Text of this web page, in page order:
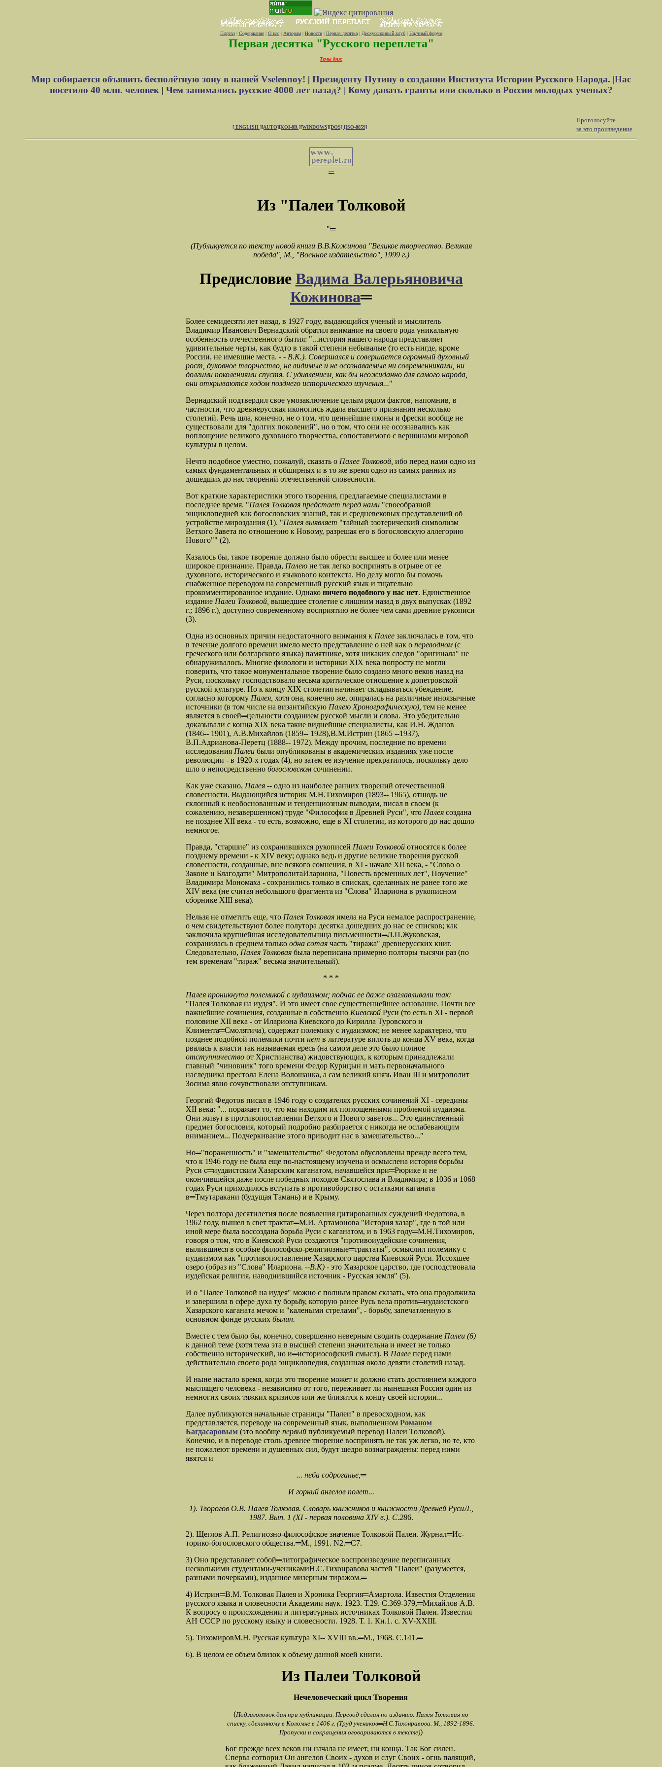
Портал| Содержание| О нас| Авторам| Новости| Первая десятка| Дискуссионный клуб| Научный форум
Первая десятка "Русского переплета"
Темы дня:
Мир собирается объявить бесполётную зону в нашей Vselennoy! | Президенту Путину о создании Института Истории Русского Народа. |Нас
посетило 40 млн. человек| Чем занимались русские 4000 лет назад? | Кому давать гранты или сколько в России молодых ученых?
Проголосуйте
за это произведение
[ ENGLISH ][AUTO][KOI-8R ][WINDOWS][DOS] [ISO-8859]
═
Из "Палеи Толковой
"═
(Публикуется по тексту новой книги В.В.Кожинова "Великое творчество. Великая
победа", М., "Военное издательство", 1999 г.)
Предисловие Вадима Валерьяновича
Кожинова═
Более семидесяти лет назад, в 1927 году, выдающийся ученый и мыслитель
Владимир Иванович Вернадский обратил внимание на своего рода уникальную
особенность отечественного бытия: "...история нашего народа представляет
удивительные черты, как будто в такой степени небывалые (то есть нигде, кроме
России, не имевшие места. - - В.К.). Совершался и совершается огромный духовный
рост, духовное творчество, не видимые и не осознаваемые ни современниками, ни
долгими поколениями спустя. С удивлением, как бы неожиданно для самого народа,
они открываются ходом позднего исторического изучения..."
Вернадский подтвердил свое умозаключение целым рядом фактов, напомнив, в
частности, что древнерусская иконопись ждала высшего признания несколько
столетий. Речь шла, конечно, не о том, что ценнейшие иконы и фрески вообще не
существовали для "долгих поколений", но о том, что они не осознавались как
воплощение великого духовного творчества, сопоставимого с вершинами мировой
культуры в целом.
Нечто подобное уместно, пожалуй, сказать о Палее Толковой, ибо перед нами одно из
самых фундаментальных и обширных и в то же время одно из самых ранних из
дошедших до нас творений отечественной словесности.
Вот краткие характеристики этого творения, предлагаемые специалистами в
последнее время. "Палея Толковая предстает перед нами "своеобразной
энциклопедией как богословских знаний, так и средневековых представлений об
устройстве мироздания (1). "Палея выявляет "тайный эзотерический символизм
Ветхого Завета по отношению к Новому, разрешая его в богословскую аллегорию
Нового"" (2).
Казалось бы, такое творение должно было обрести высшее и более или менее
широкое признание. Правда, Палею не так легко воспринять в отрыве от ее
духовного, исторического и языкового контекста. Но делу могло бы помочь
снабженное переводом на современный русский язык и тщательно
прокомментированное издание. Однако ничего подобного у нас нет. Единственное
издание Палеи Толковой, вышедшее столетие с лишним назад в двух выпусках (1892
г.; 1896 г.), доступно современному восприятию не более чем сами древние рукописи
(3).
Одна из основных причин недостаточного внимания к Палее заключалась в том, что
в течение долгого времени имело место представление о ней как о переводном (с
греческого или болгарского языка) памятнике, хотя никаких следов "оригинала" не
обнаруживалось. Многие филологи и историки XIX века попросту не могли
поверить, что такое монументальное творение было создано много веков назад на
Руси, поскольку господствовало весьма критическое отношение к допетровской
русской культуре. Но к концу XIX столетия начинает складываться убеждение,
согласно которому Палея, хотя она, конечно же, опиралась на различные иноязычные
источники (в том числе на византийскую Палею Хронографическую), тем не менее
является в своей═цельности созданием русской мысли и слова. Это убедительно
доказывали с конца XIX века такие виднейшие специалисты, как И.Н. Жданов
(1846-- 1901), А.В.Михайлов (1859-- 1928),В.М.Истрин (1865 --1937),
В.П.Адрианова-Перетц (1888-- 1972). Между прочим, последние по времени
исследования Палеи были опубликованы в академических изданиях уже после
революции - в 1920-х годах (4), но затем ее изучение прекратилось, поскольку дело
шло о непосредственно богословском сочинении.
Как уже сказано, Палея -- одно из наиболее ранних творений отечественной
словесности. Выдающийся историк М.Н.Тихомиров (1893-- 1965), отнюдь не
склонный к необоснованным и тенденциозным выводам, писал в своем (к
сожалению, незавершенном) труде "Философия в Древней Руси", что Палея создана
не позднее XII века - то есть, возможно, еще в XI столетии, из которого до нас дошло
немногое.
Правда, "старшие" из сохранившихся рукописей Палеи Толковой относятся к более
позднему времени - к XIV веку; однако ведь и другие великие творения русской
словесности, созданные, вне всякого сомнения, в XI - начале XII века, - "Слово о
Законе и Благодати" МитрополитаИлариона, "Повесть временных лет", Поучение"
Владимира Мономаха - сохранились только в списках, сделанных не ранее того же
XIV века (не считая небольшого фрагмента из "Слова" Илариона в рукописном
сборнике XIII века).
Нельзя не отметить еще, что Палея Толковая имела на Руси немалое распространение,
о чем свидетельствуют более полутора десятка дошедших до нас ее списков; как
заключила крупнейшая исследовательница письменности═Л.П.Жуковская,
сохранилась в среднем только одна сотая часть "тиража" древнерусских книг.
Следовательно, Палея Толковая была переписана примерно полторы тысячи раз (по
тем временам "тираж" весьма значительный).
* * *
Палея проникнута полемикой с иудаизмом; подчас ее даже озаглавливали так:
"Палея Толковая на иудея". И это имеет свое существеннейшее основание. Почти все
важнейшие сочинения, созданные в собственно Киевской Руси (то есть в XI - первой
половине XII века - от Илариона Киевского до Кирилла Туровского и
Климента═Смолятича), содержат полемику с иудаизмом; не менее характерно, что
позднее подобной полемики почти нет в литературе вплоть до конца XV века, когда
рвалась к власти так называемая ересь (на самом деле это было полное
отступничество от Христианства) жидовствующих, к которым принадлежали
главный "чиновник" того времени Федор Курицын и мать первоначального
наследника престола Елена Волошанка, а сам великий князь Иван III и митрополит
Зосима явно сочувствовали отступникам.
Георгий Федотов писал в 1946 году о создателях русских сочинений XI - середины
XII века: "... поражает то, что мы находим их поглощенными проблемой иудаизма.
Они живут в противопоставлении Ветхого и Нового заветов... Это единственный
предмет богословия, который подробно разбирается с никогда не ослабевающим
вниманием... Подчеркивание этого приводит нас в замешательство..."
Но═"пораженность" и "замешательство" Федотова обусловлены прежде всего тем,
что к 1946 году не была еще по-настоящему изучена и осмыслена история борьбы
Руси с═иудаистским Хазарским каганатом, начавшейся при═Рюрике и не
окончившейся даже после победных походов Святослава и Владимира; в 1036 и 1068
годах Руси приходилось вступать в противоборство с остатками каганата
в═Тмутаракани (будущая Тамань) и в Крыму.
Через полтора десятилетия после появления цитированных суждений Федотова, в
1962 году, вышел в свет трактат═М.И. Артамонова "История хазар", где в той или
иной мере была воссоздана борьба Руси с каганатом, и в 1963 году═М.Н.Тихомиров,
говоря о том, что в Киевской Руси создаются "противоиудейские сочинения,
вылившиеся в особые философско-религиозные═трактаты", осмыслил полемику с
иудаизмом как "противопоставление Хазарского царства Киевской Руси. Иссохшее
озеро (образ из "Слова" Илариона. --В.К) - это Хазарское царство, где господствовала
иудейская религия, наводнившийся источник - Русская земля" (5).
И о "Палее Толковой на иудея" можно с полным правом сказать, что она продолжила
и завершила в сфере духа ту борьбу, которую ранее Русь вела против═иудаистского
Хазарского каганата мечом и "калеными стрелами", - борьбу, запечатленную в
основном фонде русских былин.
Вместе с тем было бы, конечно, совершенно неверным сводить содержание Палеи (6)
к данной теме (хотя тема эта в высшей степени значительна и имеет не только
собственно исторический, но и═историософский смысл). В Палее перед нами
действительно своего рода энциклопедия, созданная около девяти столетий назад.
И ныне настало время, когда это творение может и должно стать достоянием каждого
мыслящего человека - независимо от того, переживает ли нынешняя Россия один из
немногих своих тяжких кризисов или же близится к концу своей истории...
Далее публикуются начальные страницы "Палеи" в превосходном, как
представляется, переводе на современный язык, выполненном Романом
Багдасаровым (это вообще первый публикуемый перевод Палеи Толковой).
Конечно, и в переводе столь древнее творение воспринять не так уж легко, но те, кто
не пожалеют времени и душевных сил, будут щедро вознаграждены: перед ними
явятся и
... неба содроганье,═
И горний ангелов полет...
1). Творогов О.В. Палея Толковая. Словарь книжников и книжности Древней РусиЛ.,
1987. Вып. 1 (XI - первая половина XIV в.). С.286.
2). Щеглов А.П. Религиозно-философское значение Толковой Палеи. Журнал═Ис-
торико-богословского общества.═М., 1991. N2.═C7.
3) Оно представляет собой═литографическое воспроизведение переписанных
несколькими студентами-ученикамиН.С.Тихонравова частей "Палеи" (разумеется,
разными почерками), изданное мизерным тиражом.═
4) Истрин═В.М. Толковая Палея и Хроника Георгия═Амартола. Известия Отделения
русского языка и словесности Академии наук. 1923. Т.29. С.369-379,═Михайлов А.В.
К вопросу о происхождении и литературных источниках Толковой Палеи. Известия
АН СССР по русскому языку и словесности. 1928. Т. 1. Кн.1. с. XV-XXIII.
5). ТихомировМ.Н. Русская культура XI-- XVIII вв.═М., 1968. С.141.═
6). В целом ее объем близок к объему данной моей книги.
Из Палеи Толковой
Нечеловеческий цикл Творения
(Подзаголовок дан при публикации. Перевод сделан по изданию: Палея Толковая по
списку, сделанному в Коломне в 1406 г. (Труд учеников═Н.С.Тихонравова. М., 1892-1896.
Пропуски и сокращения оговариваются в тексте))
Бог прежде всех веков ни начала не имеет, ни конца. Так Бог силен.
Сперва сотворил Он ангелов Своих - духов и слуг Своих - огнь палящий,